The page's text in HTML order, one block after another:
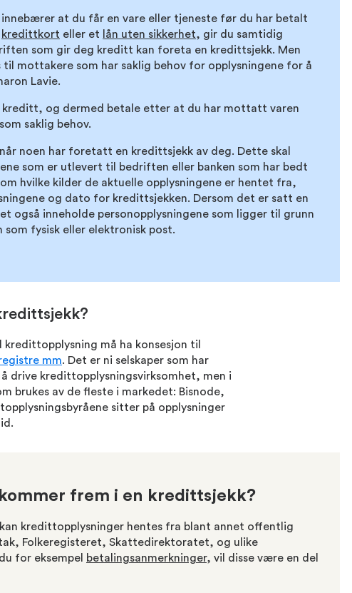
innebærer at du får en vare eller tjeneste før du har betalt
kredittkort eller et lån uten sikkerhet, gir du samtidig
som gir deg kreditt kan foreta en kredittsjekk. Men
mottakere som har saklig behov for opplysningene for å
Lavie.
kreditt, og dermed betale etter at du har mottatt varen
saklig behov.
noen har foretatt en kredittsjekk av deg. Dette skal
som er utlevert til bedriften eller banken som har bedt
hvilke kilder de aktuelle opplysningene er hentet fra,
og dato for kredittsjekken. Dersom det er satt en
også inneholde personopplysningene som ligger til grunn
som fysisk eller elektronisk post.
kredittopplysning må ha konsesjon til
mm. Det er ni selskaper som har
drive kredittopplysningsvirksomhet, men i
brukes av de fleste i markedet: Bisnode,
sitter på opplysninger
frem i en kredittsjekk?
kan kredittopplysninger hentes fra blant annet offentlig
Folkeregisteret, Skattedirektoratet, og ulike
for eksempel
betalingsanmerkninger, vil disse være en del